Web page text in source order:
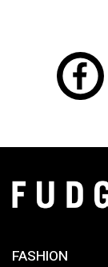
FASHION